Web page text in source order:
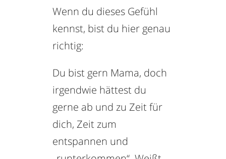
Wenn du dieses Gefühl
kennst, bist du hier genau
richtig:
Du bist gern Mama, doch
irgendwie hättest du
gerne ab und zu Zeit für
dich, Zeit zum
entspannen und